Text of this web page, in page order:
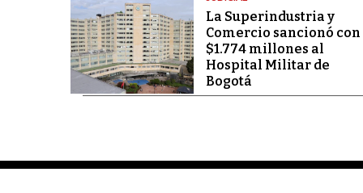
La Superindustria y
Comercio sancionó con
$1.774 millones al
Hospital Militar de
Bogotá